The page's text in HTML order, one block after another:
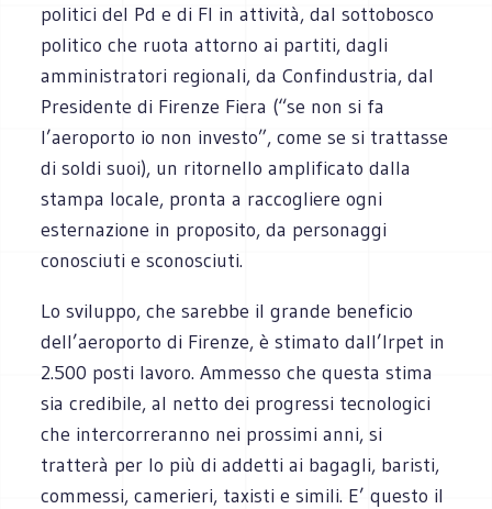
politici del Pd e di FI in attività, dal sottobosco
politico che ruota attorno ai partiti, dagli
amministratori regionali, da Confindustria, dal
Presidente di Firenze Fiera (“se non si fa
l’aeroporto io non investo”, come se si trattasse
di soldi suoi), un ritornello amplificato dalla
stampa locale, pronta a raccogliere ogni
esternazione in proposito, da personaggi
conosciuti e sconosciuti.
Lo sviluppo, che sarebbe il grande beneficio
dell’aeroporto di Firenze, è stimato dall’Irpet in
2.500 posti lavoro. Ammesso che questa stima
sia credibile, al netto dei progressi tecnologici
che intercorreranno nei prossimi anni, si
tratterà per lo più di addetti ai bagagli, baristi,
commessi, camerieri, taxisti e simili. E’ questo il